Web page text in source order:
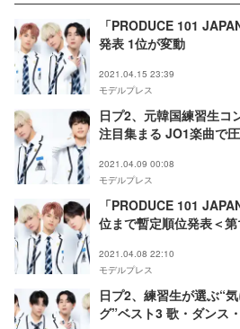
「PRODUCE 101
発表 1位が変動
2021.04.15 23:39
モデルプレス
日プ2、元韓国練習生コ
注目集まる JO1楽曲で
2021.04.09 00:08
モデルプレス
「PRODUCE 101
位まで暫定順位発表＜第
2021.04.08 22:10
モデルプレス
日プ2、練習生が選ぶ“
グ”ベスト3 歌・ダンス